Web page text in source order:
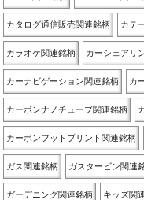
カタログ通信販売関連銘柄 カテ
カラオケ関連銘柄 カーシェアリ
カーナビゲーション関連銘柄 カ
カーボンナノチューブ関連銘柄
カーボンフットプリント関連銘柄
ガス関連銘柄 ガスタービン関連
ガーデニング関連銘柄 キッズ関